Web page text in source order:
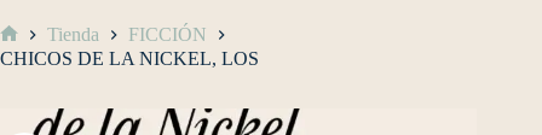
Tienda
FICCIÓN
CHICOS DE LA NICKEL, LOS